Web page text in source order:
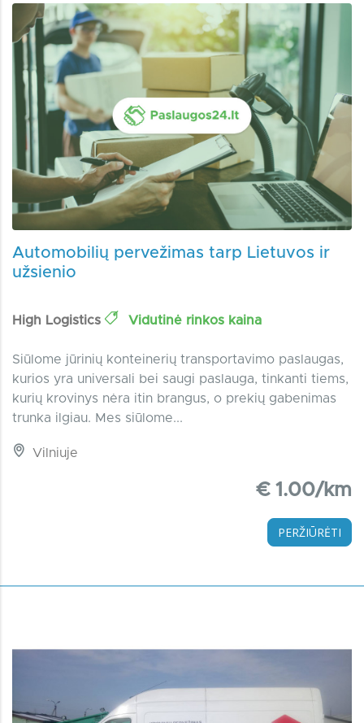
Automobilių pervežimas tarp Lietuvos ir
užsienio
High Logistics Vidutinė rinkos kaina
Siūlome jūrinių konteinerių transportavimo paslaugas,
kurios yra universali bei saugi paslauga, tinkanti tiems,
kurių krovinys nėra itin brangus, o prekių gabenimas
trunka ilgiau. Mes siūlome...
Vilniuje
€ 1.00/km
PERŽIŪRĖTI